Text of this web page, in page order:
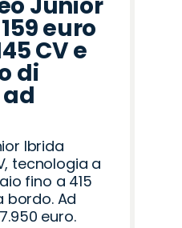
euro
CV e
di
Ibrida
tecnologia a
fino a 415
bordo. Ad
euro.